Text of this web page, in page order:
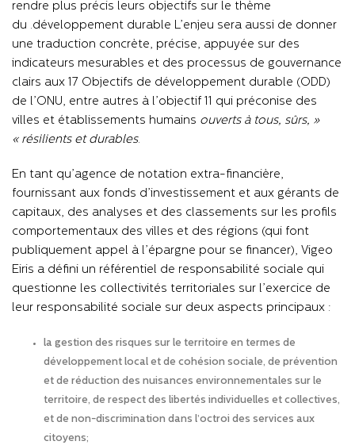
rendre plus précis leurs objectifs sur le thème
du
L’enjeu sera aussi de donner
une traduction concrète, précise, appuyée sur des
indicateurs mesurables et des processus de gouvernance
clairs aux 17 Objectifs de développement durable (ODD)
de l’ONU, entre autres à l’objectif 11 qui préconise des
villes et établissements humains « ouverts à tous, sûrs,
résilients et durables ».
En tant qu’agence de notation extra-financière,
fournissant aux fonds d’investissement et aux gérants de
capitaux, des analyses et des classements sur les profils
comportementaux des villes et des régions (qui font
publiquement appel à l’épargne pour se financer), Vigeo
Eiris a défini un référentiel de responsabilité sociale qui
questionne les collectivités territoriales sur l’exercice de
leur responsabilité sociale sur deux aspects principaux :
la gestion des risques sur le territoire en termes de
développement local et de cohésion sociale, de prévention
et de réduction des nuisances environnementales sur le
territoire, de respect des libertés individuelles et collectives,
et de non-discrimination dans l’octroi des services aux
citoyens;